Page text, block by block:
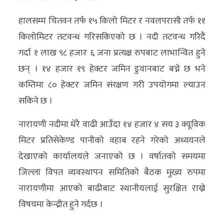
हालसम्म चितवन तर्फ १५ किलो मिटर र नवलपरासी तर्फ ११
किलोमिटर तटवन्ध गरिसकिएको छ । नदी तटवन्ध गरिदैं
गर्दा १ लाख ९८ हजार ६ जना प्रत्यक्ष रुपबाट लाभान्वित हुने
छन् । १४ हजार १९ हेक्टर जमिन डुवानबाट बच्ने छ भने
कम्तिमा ८० हेक्टर जमिन संरक्षण गरी उपयोगमा ल्याउन
सकिने छ ।
नारायणी नदीमा धेरै वाढी आउँदा १४ हजार ४ सय ३ क्यूविक
मिटर प्रतिसेकेण्ड पानीको वहाब रहने गरेको अध्ययनले
देखाएको कार्यालयले जनाएको छ । वर्षातको समयमा
जिल्ला विपत व्यवस्थापन समितिको बैठक मुख्य रुपमा
नारायणीमा आएको बाढीबाट स्थानीयलाई सुरक्षित राख्ने
विषयमा केन्द्रीत हुने गर्दछ ।